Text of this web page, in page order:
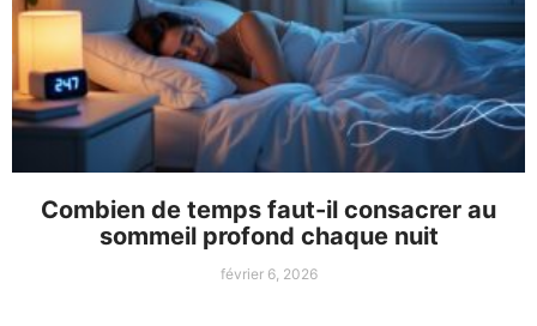
Combien de temps faut-il consacrer au
sommeil profond chaque nuit
février 6, 2026